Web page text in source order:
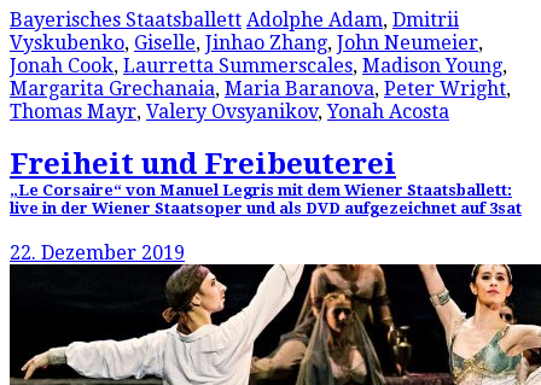
Bayerisches Staatsballett Adolphe Adam, Dmitrii
Vyskubenko, Giselle, Jinhao Zhang, John Neumeier,
Jonah Cook, Laurretta Summerscales, Madison Young,
Margarita Grechanaia, Maria Baranova, Peter Wright,
Thomas Mayr, Valery Ovsyanikov,Yonah Acosta
Freiheit und Freibeuterei
„Le Corsaire“ von Manuel Legris mit dem Wiener Staatsballett:
live in der Wiener Staatsoper und als DVD aufgezeichnet auf 3sat
22. Dezember 2019